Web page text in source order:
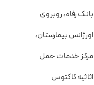
بانک رفاه، روبروی
اورژانس بیمارستان،
مرکز خدمات حمل
اثاثیه کاکتوس